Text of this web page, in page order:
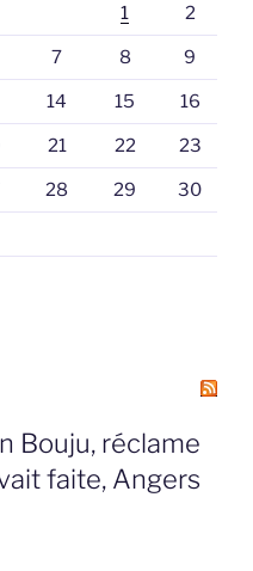
1 2
7 8 9
14 15 16
21 22 23
28 29 30
Bouju, réclame
faite, Angers